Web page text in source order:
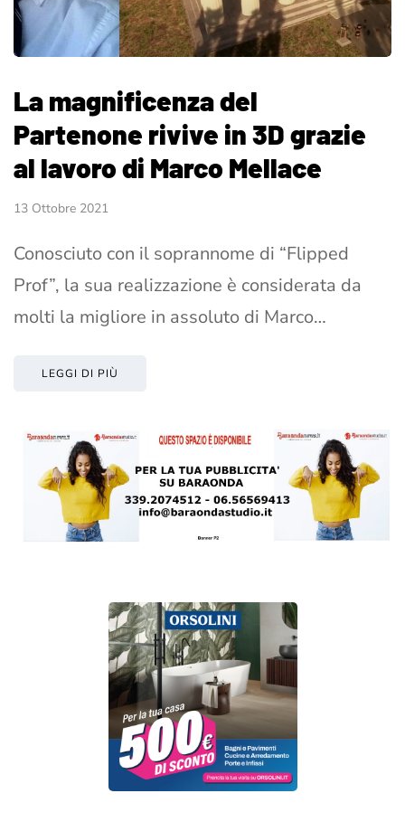
La magnificenza del
Partenone rivive in 3D grazie
al lavoro di Marco Mellace
13 Ottobre 2021
Conosciuto con il soprannome di “Flipped
Prof”, la sua realizzazione è considerata da
molti la migliore in assoluto di Marco…
LEGGI DI PIÙ